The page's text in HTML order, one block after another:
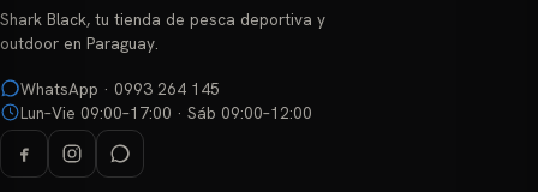
Shark Black, tu tienda de pesca deportiva y
outdoor en Paraguay.
WhatsApp · 0993 264 145
Lun–Vie 09:00–17:00 · Sáb 09:00–12:00